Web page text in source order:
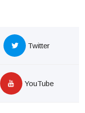
Twitter
YouTube